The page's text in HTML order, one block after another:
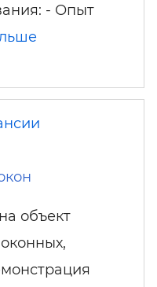
- Опыт
объект